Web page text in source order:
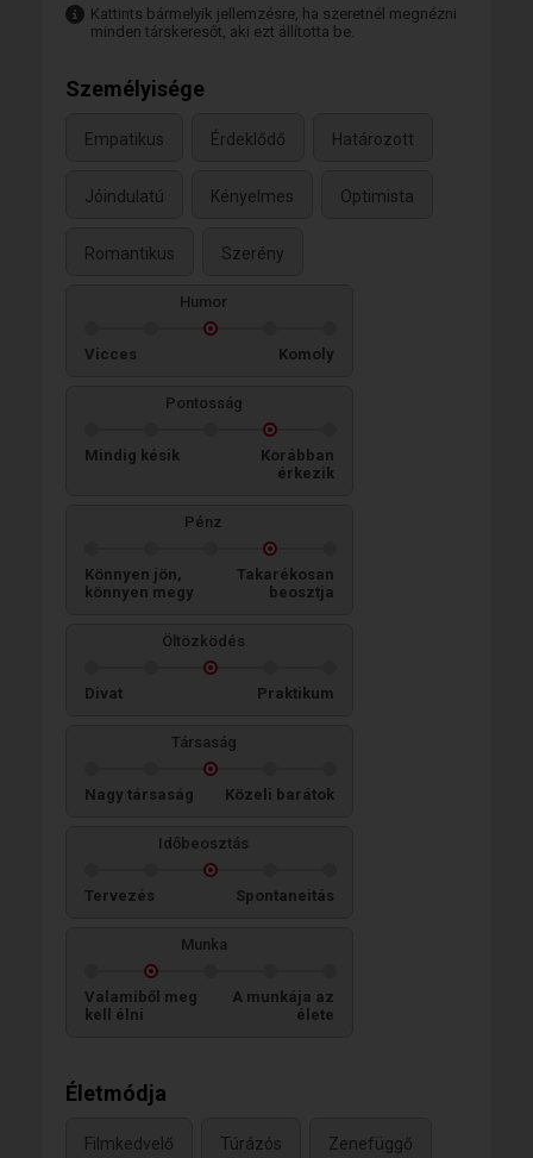
Kattints bármelyik jellemzésre, ha szeretnél megnézni
minden társkeresőt, aki ezt állította be.
Személyisége
Empatikus Érdeklődő Határozott
Jóindulatú Kényelmes Optimista
Romantikus Szerény
Humor
Vicces Komoly
Pontosság
Mindig késik
Korábban
érkezik
Pénz
Könnyen jön,
könnyen megy
Takarékosan
beosztja
Öltözködés
Divat Praktikum
Társaság
Nagy társaság Közeli barátok
Időbeosztás
Tervezés Spontaneitás
Munka
Valamiből meg
kell élni
A munkája az
élete
Életmódja
Filmkedvelő Túrázós Zenefüggő